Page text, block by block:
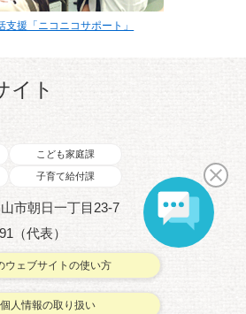
支援「ニコニコサポート」
イト
こども家庭課
子育て給付課
市朝日一丁目23-7
（代表）
ウェブサイトの使い方
個人情報の取り扱い